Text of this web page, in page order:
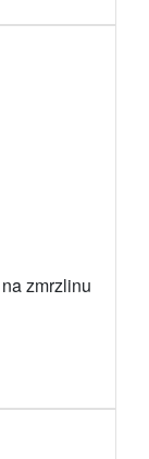
zmrzlinu